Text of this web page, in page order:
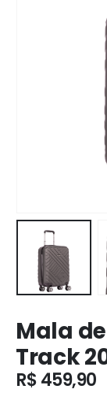
Mala
Track
R$459,90